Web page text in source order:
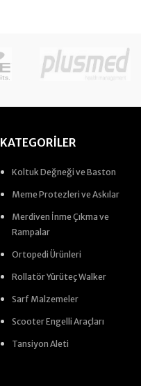
KATEGORILER
Koltuk Değneği ve Baston
Meme Protezleri ve Askılar
Merdiven İnme Çıkma ve
Rampalar
Ortopedi Ürünleri
Rollatör Yürüteç Walker
Sarf Malzemeler
Scooter Engelli Araçları
Tansiyon Aleti